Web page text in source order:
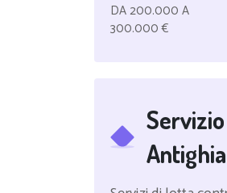
DA 200.000 A
300.000 €